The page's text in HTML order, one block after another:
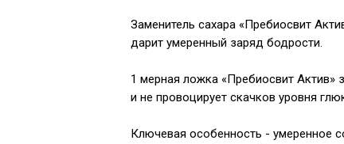
Заменитель сахара «Пребиосвит
дарит умеренный заряд бодрости.
1 мерная ложка «Пребиосвит Актив»
и не провоцирует скачков уровня
Ключевая особенность - умеренное